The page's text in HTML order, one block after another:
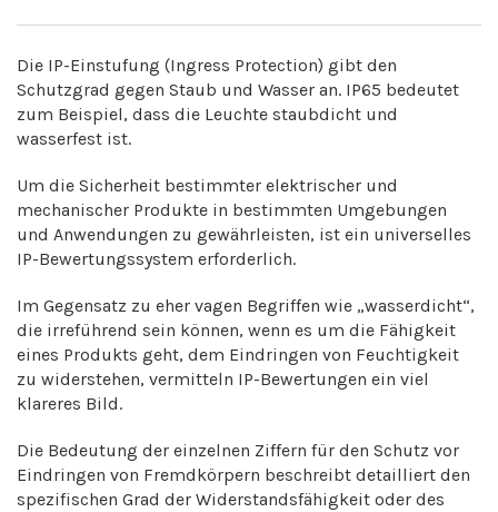
Die IP-Einstufung (Ingress Protection) gibt den
Schutzgrad gegen Staub und Wasser an. IP65 bedeutet
zum Beispiel, dass die Leuchte staubdicht und
wasserfest ist.
Um die Sicherheit bestimmter elektrischer und
mechanischer Produkte in bestimmten Umgebungen
und Anwendungen zu gewährleisten, ist ein universelles
IP-Bewertungssystem erforderlich.
Im Gegensatz zu eher vagen Begriffen wie „wasserdicht“,
die irreführend sein können, wenn es um die Fähigkeit
eines Produkts geht, dem Eindringen von Feuchtigkeit
zu widerstehen, vermitteln IP-Bewertungen ein viel
klareres Bild.
Die Bedeutung der einzelnen Ziffern für den Schutz vor
Eindringen von Fremdkörpern beschreibt detailliert den
spezifischen Grad der Widerstandsfähigkeit oder des